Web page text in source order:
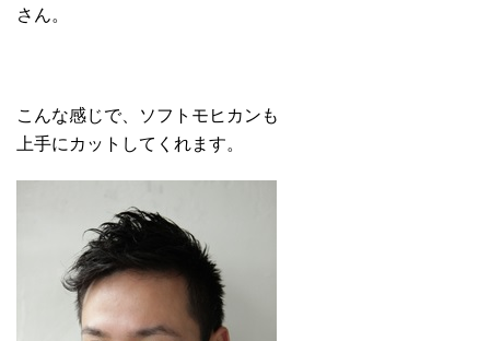
さん。
こんな感じで、ソフトモヒカンも
上手にカットしてくれます。